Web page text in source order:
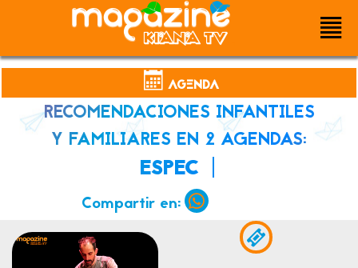
AGENDA
RECOMENDACIONES INFANTILES
Y FAMILIARES EN 2 AGENDAS:
ESPE
Compartir en: